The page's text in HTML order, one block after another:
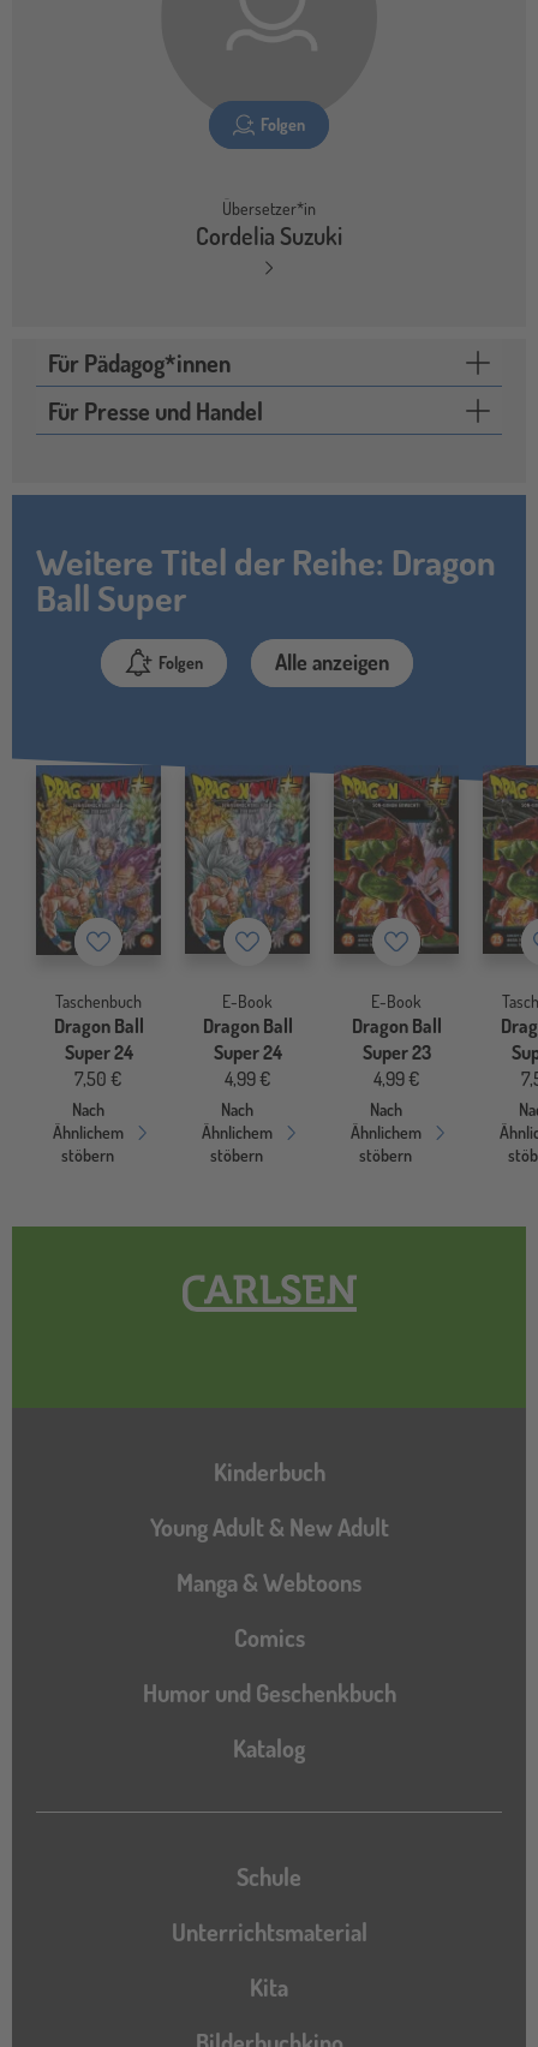
Folgen
Übersetzer*in
Cordelia Suzuki
Für Pädagog*innen
Für Presse und Handel
Weitere Titel der Reihe: Dragon
Ball Super
Folgen Alle anzeigen
Merkzettel
Taschenbuch
Dragon Ball
Super 24
7,50 €
Nach
Ähnlichem
stöbern
Merkzettel
E-Book
Dragon Ball
Super 24
4,99 €
Nach
Ähnlichem
stöbern
Merkzettel
E-Book
Dragon Ball
Super 23
4,99 €
Nach
Ähnlichem
stöbern
Hauptnavigation
Kinderbuch
Young Adult & New Adult
Manga & Webtoons
Comics
Humor und Geschenkbuch
Katalog
Katalog
Schule
Unterrichtsmaterial
Kita